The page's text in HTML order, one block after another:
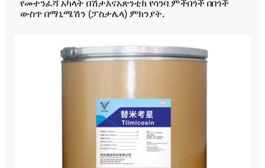
የመተንፈሻ አካላት በሽታእናአጽንቲክ የሳንባ ምችበጎች በበጎች
ውስጥ በማኒሜሽን (ፓስታሌላ) ምክንያት.